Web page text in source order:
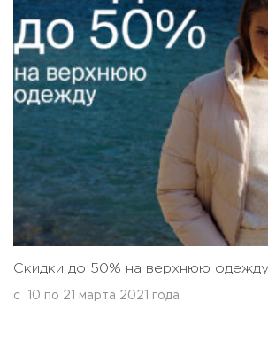
Скидки до 50% на верхнюю
с 10 по 21 марта 2021 года